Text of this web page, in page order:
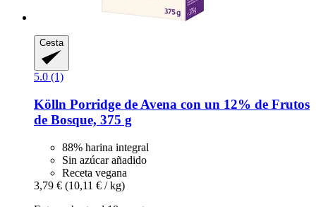
Cesta
5.0 (1)
Kölln Porridge de Avena con un 12% de Frutos
de Bosque, 375 g
88% harina integral
Sin azúcar añadido
Receta vegana
3,79 € (10,11 € / kg)